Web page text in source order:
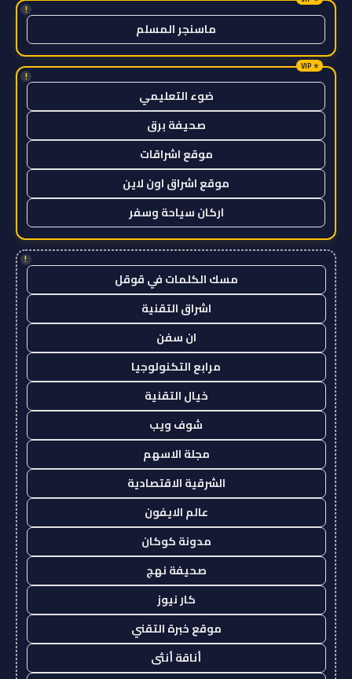
!
ماسنجر المسلم
!
ضوء التعليمي
صحيفة برق
موقع اشراقات
موقع اشراق اون لاين
اركان سياحة وسفر
!
مسك الكلمات في قوقل
اشراق التقنية
ان سفن
مرابع التكنولوجيا
خيال التقنية
شوف ويب
مجلة الاسهم
الشرقية الاقتصادية
عالم الايفون
مدونة كوكان
صحيفة نهج
كار نيوز
موقع خبرة التقني
أناقة أنثى